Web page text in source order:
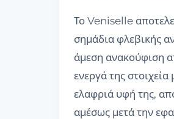
Το Veniselle
σημάδια φλεβικής
άμεση ανακούφιση
ενεργά της
ελαφριά υφή της,
αμέσως μετά την